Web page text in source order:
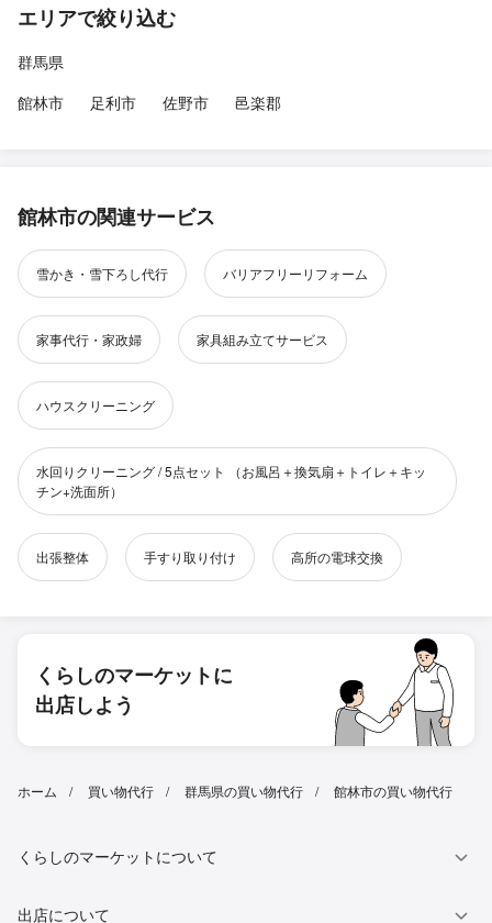
エリアで絞り込む
群馬県
館林市
足利市 佐野市 邑楽郡
館林市の関連サービス
雪かき・雪下ろし代行 バリアフリーリフォーム
家事代行・家政婦 家具組み立てサービス
ハウスクリーニング
水回りクリーニング / 5点セット （お風呂＋換気扇＋トイレ＋キッ
チン+洗面所）
出張整体 手すり取り付け 高所の電球交換
くらしのマーケットに
出店しよう
ホーム 買い物代行 群馬県の買い物代行 館林市の買い物代行
くらしのマーケットについて
出店について